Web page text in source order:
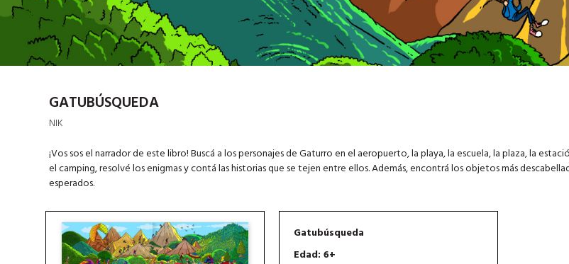
GATUBÚSQUEDA
NIK
¡Vos sos el narrador de este libro! Buscá a los personajes de Gaturro en el aeropuerto, la playa, la escuela, la plaza, la
el camping, resolvé los enigmas y contá las historias que se tejen entre ellos. Además, encontrá los objetos más
esperados.
Gatubúsqueda
Edad: 6+